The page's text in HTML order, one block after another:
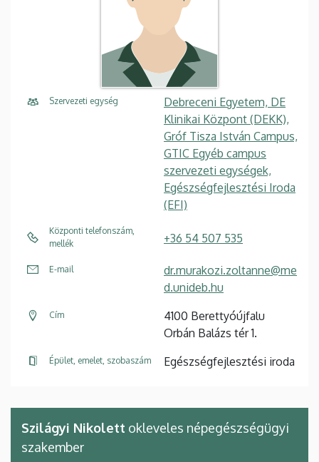
Szervezeti egység
Debreceni Egyetem, DE
Klinikai Központ (DEKK),
Gróf Tisza István Campus,
GTIC Egyéb campus
szervezeti egységek,
Egészségfejlesztési Iroda
(EFI)
Központi telefonszám,
mellék
+36 54 507 535
E-mail
dr.murakozi.zoltanne@me
d.unideb.hu
Cím
4100 Berettyóújfalu
Orbán Balázs tér 1.
Épület, emelet, szobaszám Egészségfejlesztési iroda
Szilágyi Nikolett okleveles népegészségügyi
szakember